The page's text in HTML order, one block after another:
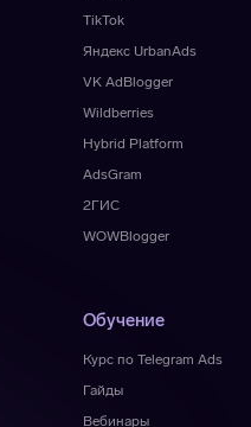
TikTok
Яндекс UrbanAds
VK AdBlogger
Wildberries
Hybrid Platform
AdsGram
2ГИС
WOWBlogger
Обучение
Курс по Telegram Ads
Гайды
Вебинары